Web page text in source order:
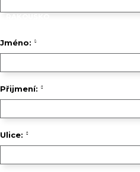
LOFERER ALM
Jméno:
Přijmení:
Ulice: